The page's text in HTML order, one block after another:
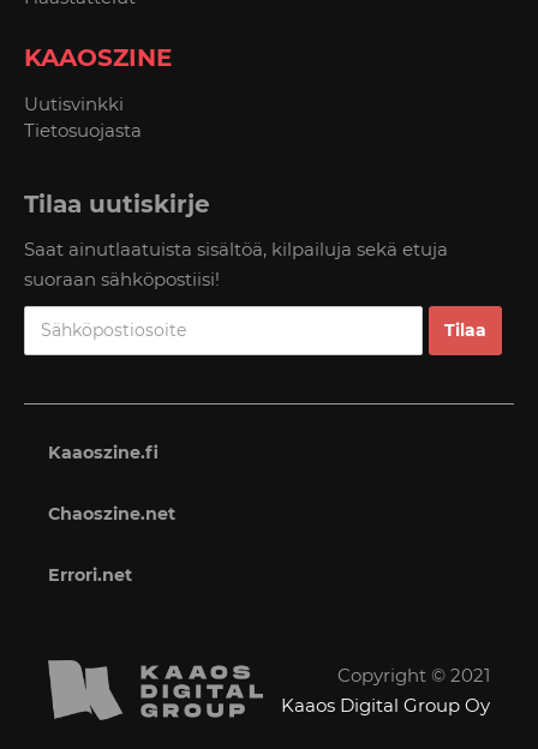
KAAOSZINE
Uutisvinkki
Tietosuojasta
Tilaa uutiskirje
Saat ainutlaatuista sisältöä, kilpailuja sekä etuja
suoraan sähköpostiisi!
Kaaoszine.fi
Chaoszine.net
Errori.net
Copyright © 2021
Kaaos Digital Group Oy